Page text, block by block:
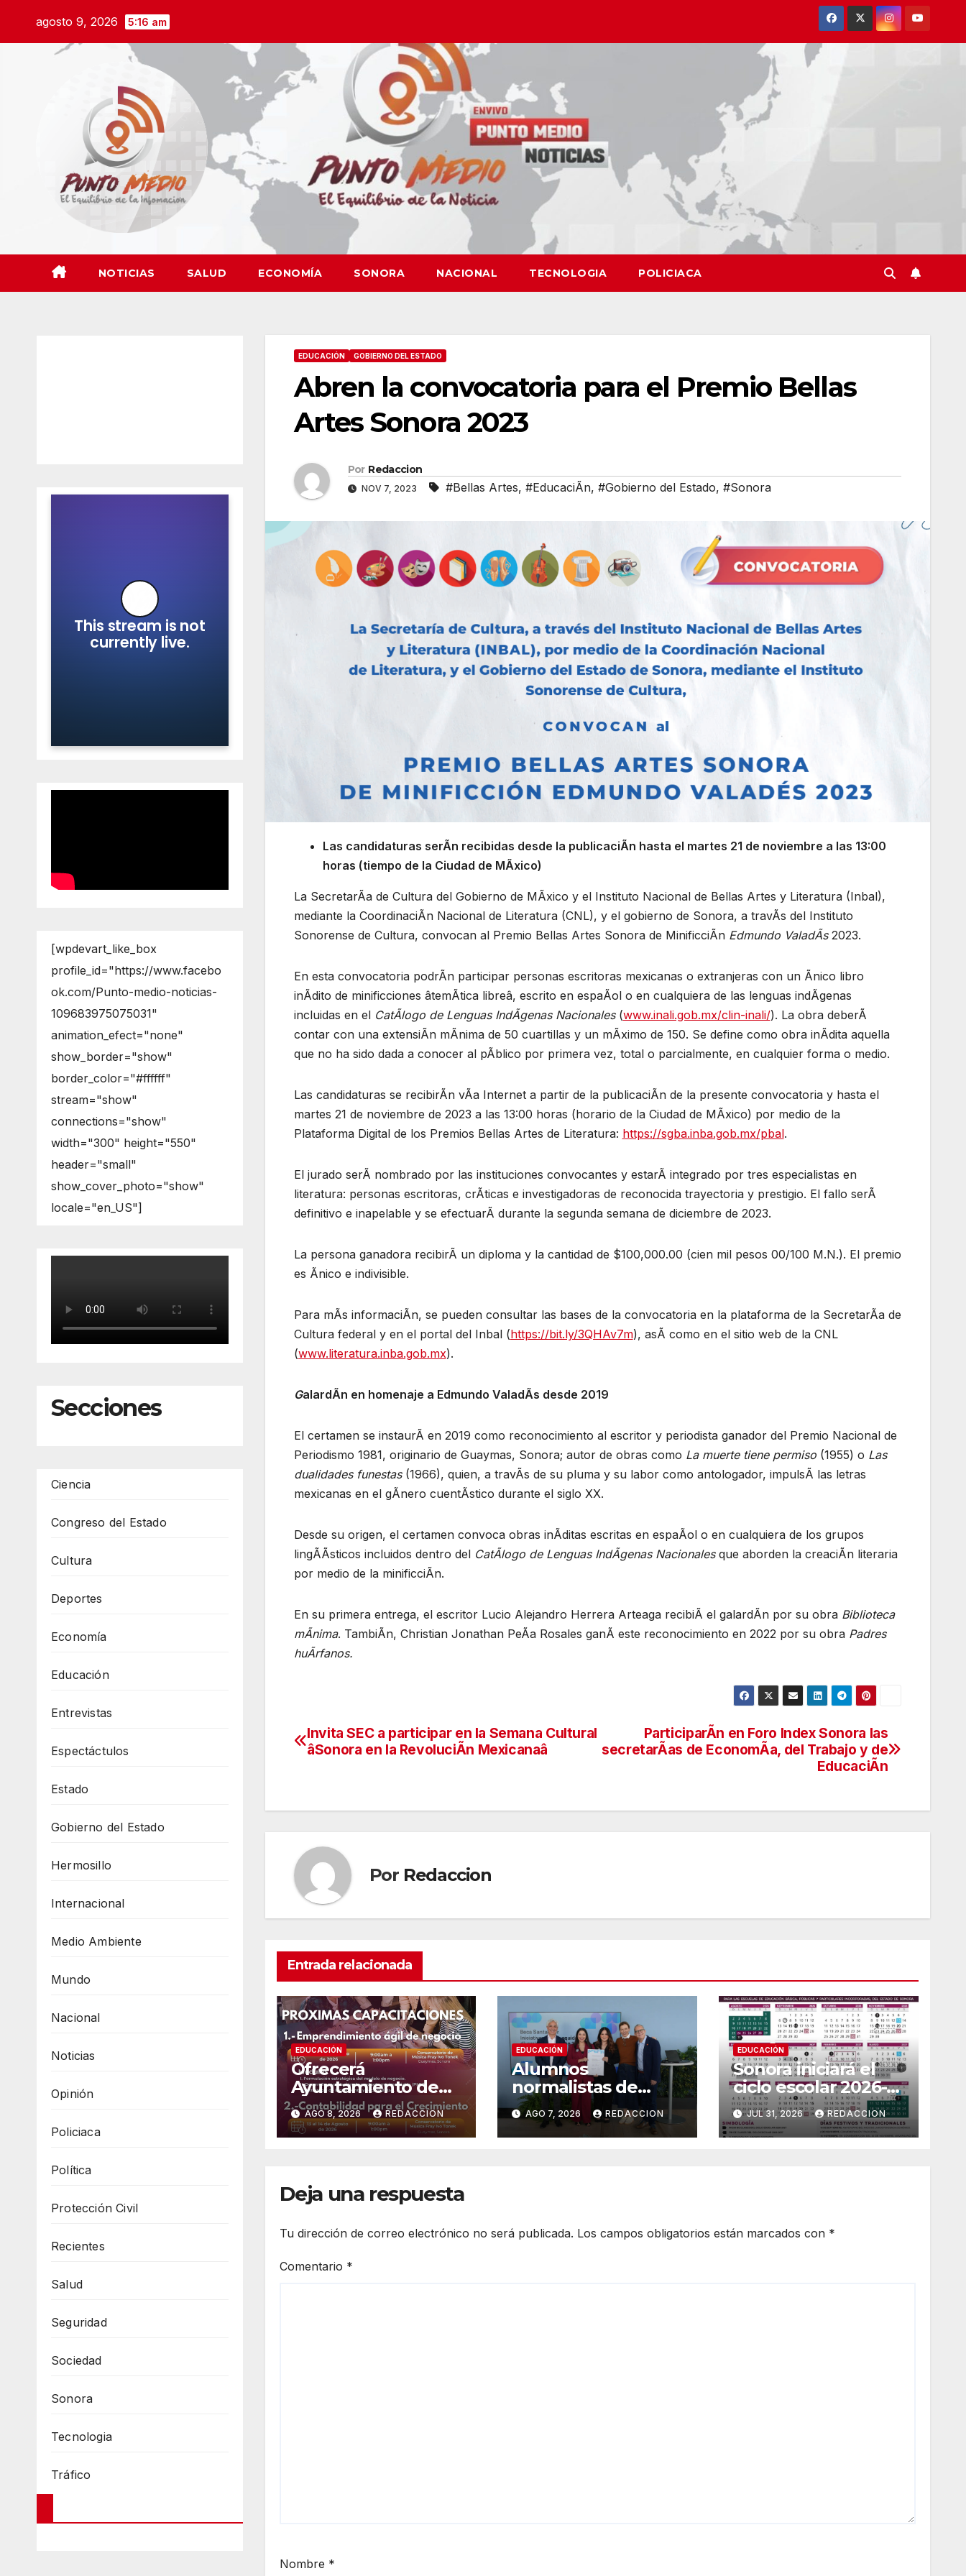
agosto 9, 2026 5:16 am
NOTICIAS SALUD ECONOMÍA SONORA NACIONAL TECNOLOGIA POLICIACA
[wpdevart_like_box
profile_id="https://www.facebo
ok.com/Punto-medio-noticias-
109683975075031"
animation_efect="none"
show_border="show"
border_color="#ffffff"
stream="show"
connections="show"
width="300" height="550"
header="small"
show_cover_photo="show"
locale="en_US"]
Secciones
Ciencia
Congreso del Estado
Cultura
Deportes
Economía
Educación
Entrevistas
Espectáctulos
Estado
Gobierno del Estado
Hermosillo
Internacional
Medio Ambiente
Mundo
Nacional
Noticias
Opinión
Policiaca
Política
Protección Civil
Recientes
Salud
Seguridad
Sociedad
Sonora
Tecnologia
Tráfico
EDUCACIÓN GOBIERNO DEL ESTADO
Abren la convocatoria para el Premio Bellas
Artes Sonora 2023
Por Redaccion
NOV 7, 2023 #Bellas Artes, #EducaciÃn, #Gobierno del Estado, #Sonora
Las candidaturas serÃn recibidas desde la publicaciÃn hasta el martes 21 de noviembre a las 13:00
horas (tiempo de la Ciudad de MÃxico)
La SecretarÃa de Cultura del Gobierno de MÃxico y el Instituto Nacional de Bellas Artes y Literatura (Inbal),
mediante la CoordinaciÃn Nacional de Literatura (CNL), y el gobierno de Sonora, a travÃs del Instituto
Sonorense de Cultura, convocan al Premio Bellas Artes Sonora de MinificciÃn Edmundo ValadÃs2023.
En esta convocatoria podrÃn participar personas escritoras mexicanas o extranjeras con un Ãnico libro
inÃdito de minificciones âtemÃtica libreâ, escrito en espaÃol o en cualquiera de las lenguas indÃgenas
incluidas en el CatÃlogo de Lenguas IndÃgenas Nacionales(www.inali.gob.mx/clin-inali/). La obra deberÃ
contar con una extensiÃn mÃnima de 50 cuartillas y un mÃximo de 150. Se define como obra inÃdita aquella
que no ha sido dada a conocer al pÃblico por primera vez, total o parcialmente, en cualquier forma o medio.
Las candidaturas se recibirÃn vÃa Internet a partir de la publicaciÃn de la presente convocatoria y hasta el
martes 21 de noviembre de 2023 a las 13:00 horas (horario de la Ciudad de MÃxico) por medio de la
Plataforma Digital de los Premios Bellas Artes de Literatura: https://sgba.inba.gob.mx/pbal.
El jurado serÃ nombrado por las instituciones convocantes y estarÃ integrado por tres especialistas en
literatura: personas escritoras, crÃticas e investigadoras de reconocida trayectoria y prestigio. El fallo serÃ
definitivo e inapelable y se efectuarÃ durante la segunda semana de diciembre de 2023.
La persona ganadora recibirÃ un diploma y la cantidad de $100,000.00 (cien mil pesos 00/100 M.N.). El premio
es Ãnico e indivisible.
Para mÃs informaciÃn, se pueden consultar las bases de la convocatoria en la plataforma de la SecretarÃa de
Cultura federal y en el portal del Inbal (https://bit.ly/3QHAv7m), asÃ como en el sitio web de la CNL
(www.literatura.inba.gob.mx).
GalardÃn en homenaje a Edmundo ValadÃs desde 2019
El certamen se instaurÃ en 2019 como reconocimiento al escritor y periodista ganador del Premio Nacional de
Periodismo 1981, originario de Guaymas, Sonora; autor de obras como La muerte tiene permiso(1955) o Las
dualidades funestas(1966), quien, a travÃs de su pluma y su labor como antologador, impulsÃ las letras
mexicanas en el gÃnero cuentÃstico durante el siglo XX.
Desde su origen, el certamen convoca obras inÃditas escritas en espaÃol o en cualquiera de los grupos
lingÃÃsticos incluidos dentro del CatÃlogo de Lenguas IndÃgenas Nacionalesque aborden la creaciÃn literaria
por medio de la minificciÃn.
En su primera entrega, el escritor Lucio Alejandro Herrera Arteaga recibiÃ el galardÃn por su obra Biblioteca
mÃnima. TambiÃn, Christian Jonathan PeÃa Rosales ganÃ este reconocimiento en 2022 por su obra Padres
huÃrfanos.
Navegación
ParticiparÃn en Foro Index Sonora las
secretarÃas de EconomÃa, del Trabajo y de
EducaciÃn
Invita SEC a participar en la Semana Cultural
âSonora en la RevoluciÃn Mexicanaâ
Por Redaccion
Entrada relacionada
EDUCACIÓN
Ofrecerá
Ayuntamiento de
Guaymas cursos
presenciales para
emprendedores
AGO 8, 2026 REDACCION
EDUCACIÓN
Alumnos
normalistas de
Navojoa
aprenderán Braille y
Lengua de Señas
AGO 7, 2026 REDACCION
EDUCACIÓN
Sonora iniciará el
ciclo escolar 2026-
2027 el 31 de
agosto; contempla
185 días de clases
JUL 31, 2026 REDACCION
Deja una respuesta
Tu dirección de correo electrónico no será publicada. Los campos obligatorios están marcados con *
Comentario *
Nombre *